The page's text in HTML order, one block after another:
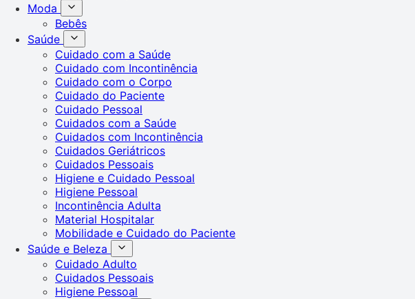
Moda
Bebês
Saúde
Cuidado com a Saúde
Cuidado com Incontinência
Cuidado com o Corpo
Cuidado do Paciente
Cuidado Pessoal
Cuidados com a Saúde
Cuidados com Incontinência
Cuidados Geriátricos
Cuidados Pessoais
Higiene e Cuidado Pessoal
Higiene Pessoal
Incontinência Adulta
Material Hospitalar
Mobilidade e Cuidado do Paciente
Saúde e Beleza
Cuidado Adulto
Cuidados Pessoais
Higiene Pessoal